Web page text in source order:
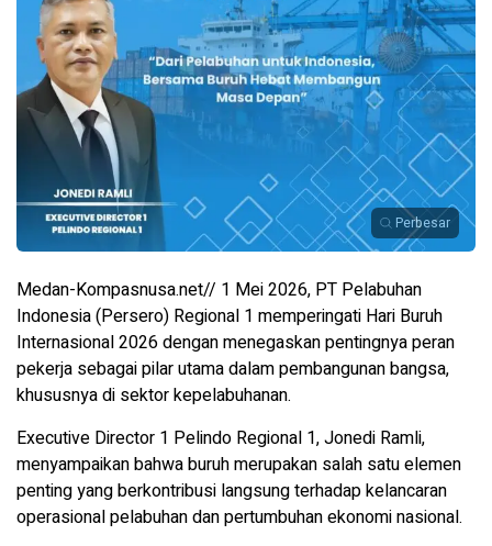
Perbesar
Medan-Kompasnusa.net// 1 Mei 2026, PT Pelabuhan
Indonesia (Persero) Regional 1 memperingati Hari Buruh
Internasional 2026 dengan menegaskan pentingnya peran
pekerja sebagai pilar utama dalam pembangunan bangsa,
khususnya di sektor kepelabuhanan.
Executive Director 1 Pelindo Regional 1, Jonedi Ramli,
menyampaikan bahwa buruh merupakan salah satu elemen
penting yang berkontribusi langsung terhadap kelancaran
operasional pelabuhan dan pertumbuhan ekonomi nasional.